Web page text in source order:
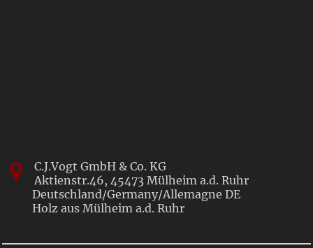
C.J.Vogt GmbH & Co. KG
Aktienstr.46,45473 Mülheim a.d. Ruhr
Deutschland/Germany/AllemagneDE
Holz aus Mülheim a.d. Ruhr